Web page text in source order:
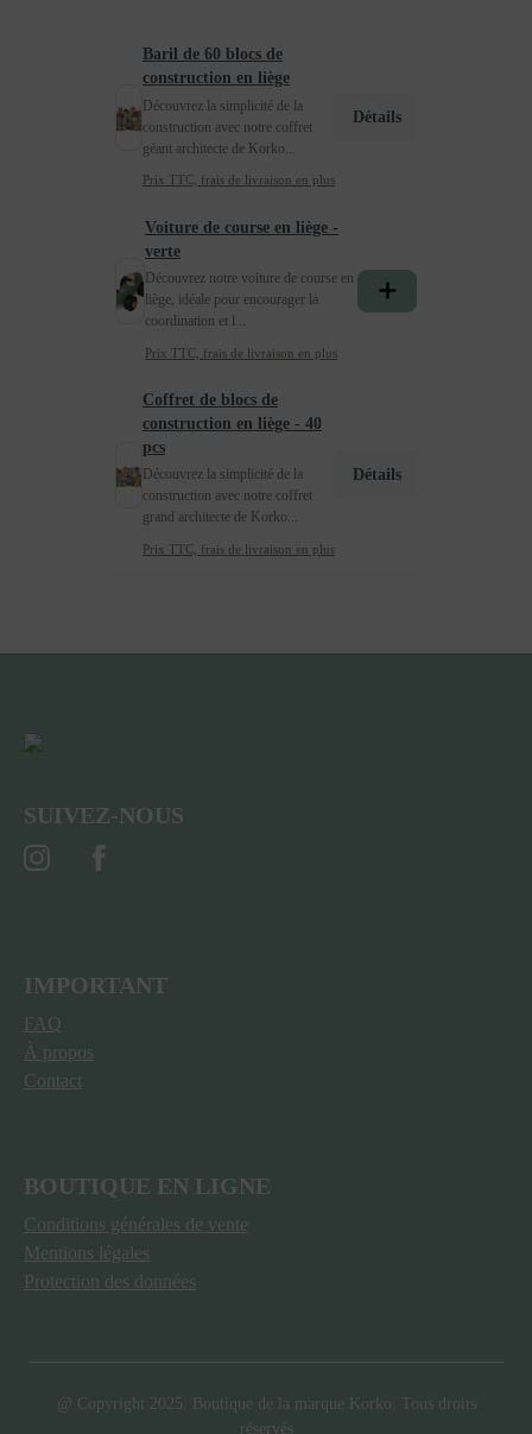
Baril de 60 blocs de
construction en liège
Découvrez la simplicité de la
construction avec notre coffret
géant architecte de Korko...
Prix TTC, frais de livraison en plus
Détails
Voiture de course en liège -
verte
Découvrez notre voiture de course en
liège, idéale pour encourager la
coordination et l...
Prix TTC, frais de livraison en plus
Coffret de blocs de
construction en liège - 40
pcs
Découvrez la simplicité de la
construction avec notre coffret
grand architecte de Korko...
Prix TTC, frais de livraison en plus
Détails
SUIVEZ-NOUS
IMPORTANT
FAQ
À propos
Contact
BOUTIQUE EN LIGNE
Conditions générales de vente
Mentions légales
Protection des données
@ Copyright 2025. Boutique de la marque Korko. Tous droits
réservés